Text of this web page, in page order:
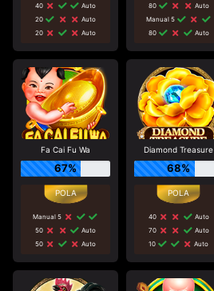
40
Auto
20
Auto
20
Auto
80
Auto
Manual 5
80
Auto
Fa Cai Fu Wa
67%
Manual 5
50
Auto
50
Auto
Diamond Treasure
68%
40
Auto
70
Auto
10
Auto